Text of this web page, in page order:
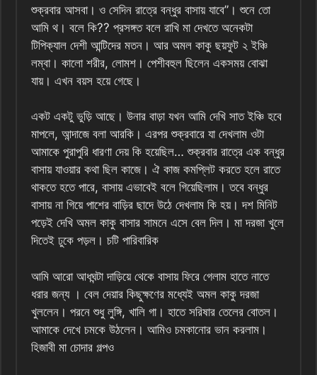
শুক্রবার আসবা। ও সেদিন রাত্রে বন্ধুর বাসায় যাবে”। শুনে তো
আমি থ। বলে কি?? প্রসঙ্গত বলে রাখি মা দেখতে অনেকটা
টিপিক্যাল দেশী আন্টিদের মতন। আর অমল কাকু ছয়ফুট ২ ইঞ্চি
লম্বা। কালো শরীর, লোমশ। পেশীবহুল ছিলেন একসময় বোঝা
যায়। এখন বয়স হয়ে গেছে।
একট একটু ভুড়ি আছে। উনার বাড়া যখন আমি দেখি সাত ইঞ্চি হবে
মাপলে, আন্দাজে বলা আরকি। এরপর শুক্রবারে যা দেখলাম ওটা
আমাকে পুরাপুরি ধারণা দেয় কি হয়েছিল… শুক্রবার রাত্রে এক বন্ধুর
বাসায় যাওয়ার কথা ছিল কাজে। ঐ কাজ কমপ্লিট করতে হলে রাতে
থাকতে হতে পারে, বাসায় এভাবেই বলে গিয়েছিলাম। তবে বন্ধুর
বাসায় না গিয়ে পাশের বাড়ির ছাদে উঠে দেখলাম কি হয়। দশ মিনিট
পড়েই দেখি অমল কাকু বাসার সামনে এসে বেল দিল। মা দরজা খুলে
দিতেই ঢুকে পড়ল। চটি পারিবারিক
আমি আরো আধঘন্টা দাড়িয়ে থেকে বাসায় ফিরে গেলাম হাতে নাতে
ধরার জন্য । বেল দেয়ার কিছুক্ষণের মধ্যেই অমল কাকু দরজা
খুললেন। পরনে শুধু লুঙ্গি, খালি গা। হাতে সরিষার তেলের বোতল।
আমাকে দেখে চমকে উঠলেন। আমিও চমকানোর ভান করলাম।
হিজাবী মা চোদার গল্পও